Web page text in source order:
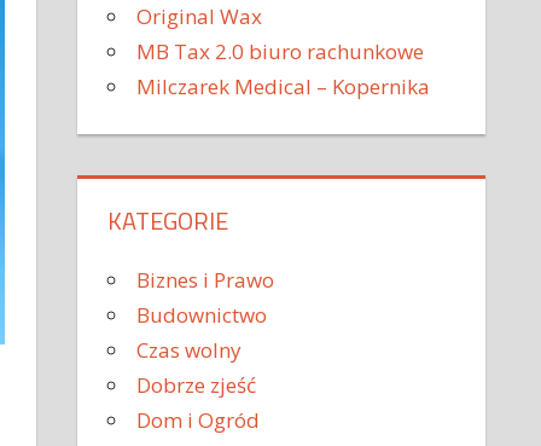
Original Wax
MB Tax 2.0 biuro rachunkowe
Milczarek Medical – Kopernika
KATEGORIE
Biznes i Prawo
Budownictwo
Czas wolny
Dobrze zjeść
Dom i Ogród